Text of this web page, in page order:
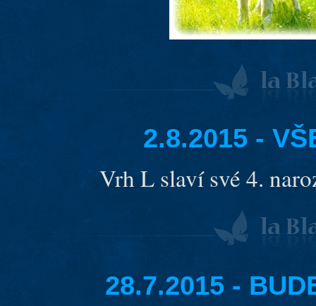
2.8.2015 -
Vrh L slaví své 4.
28.7.2015 -